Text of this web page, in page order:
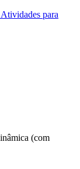
para
(com